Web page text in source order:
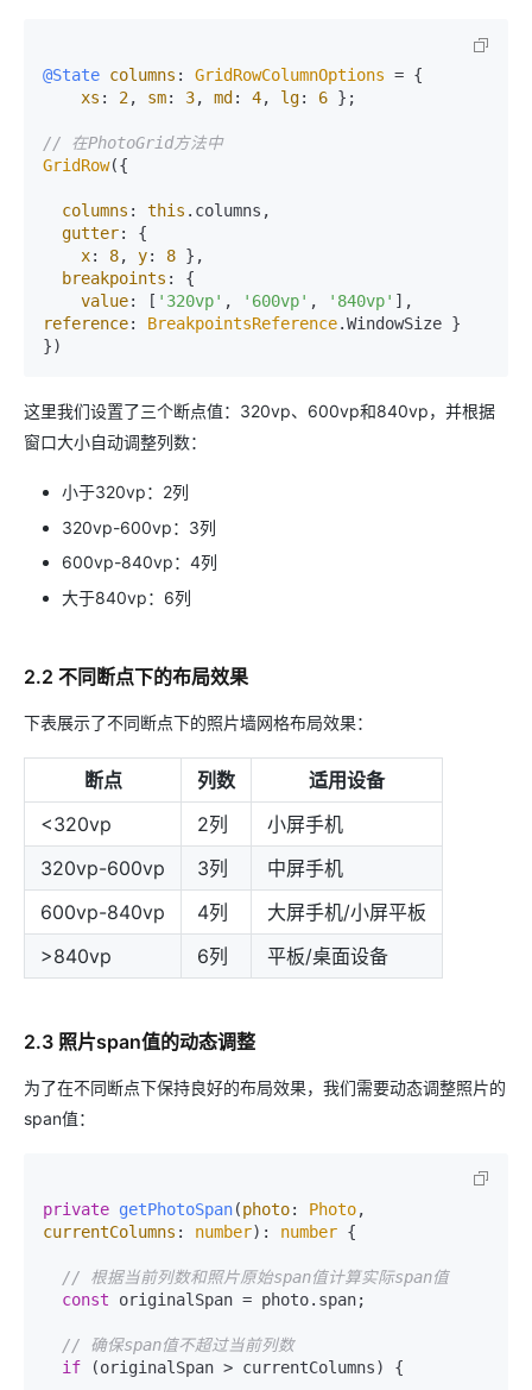
@State columns : GridRowColumnOptions = {
xs : 2, sm: 3, md : 4, lg: 6 };
// 在PhotoGrid方法中
GridRow({
columns : this . columns ,
gutter: {
x: 8, y: 8 },
breakpoints : {
value: [ '320vp' , '600vp' , '840vp'
reference: BreakpointsReference.WindowSize }
这里我们设置了三个断点值：320vp、600vp和840vp，并根据
窗口大小自动调整列数：
小于320vp：2列
320vp-600vp：3列
600vp-840vp：4列
大于840vp：6列
2.2 不同断点下的布局效果
下表展示了不同断点下的照片墙网格布局效果：
断点 列数
适用设备
<320vp
2列
小屏手机
320vp-600vp
3列
中屏手机
600vp-840vp
4列
大屏手机/小屏平板
>840vp
6列 平板/桌面设备
2.3 照片span值的动态调整
为了在不同断点下保持良好的布局效果，我们需要动态调整照片的
span值：
private getPhotoSpan(photo: Photo
currentColumns : number): number {
// 根据当前列数和照片原始span值计算实际span值
const originalSpan = photo. span;
// 确保span值不超过当前列数
if (originalSpan > currentColumns) {